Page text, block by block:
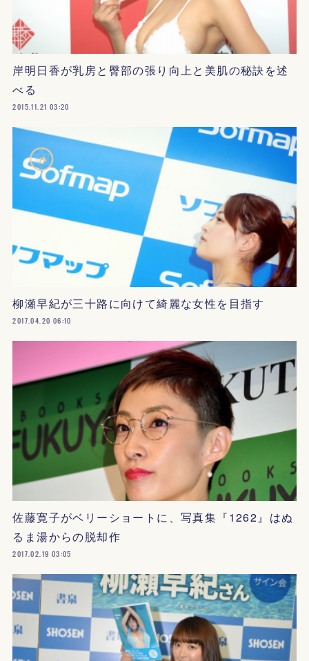
岸明日香が乳房と臀部の張り向上と美肌の秘訣を述
べる
2015.11.21 03:20
柳瀬早紀が三十路に向けて綺麗な女性を目指す
2017.04.20 06:10
佐藤寛子がベリーショートに、写真集『1262』はぬ
るま湯からの脱却作
2017.02.19 03:05